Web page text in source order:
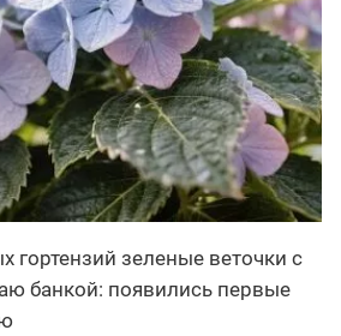
гортензий зеленые веточки с
банкой: появились первые